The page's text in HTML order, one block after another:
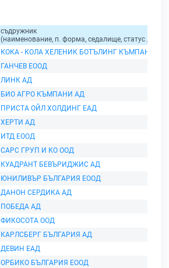
съдружник
(наименование, п. форма, седалище, статус /
КОКА - КОЛА ХЕЛЕНИК БОТЪЛИНГ КЪМПАНИ
ГАНЧЕВ ЕООД
ЛИНК АД
БИО АГРО КЪМПАНИ АД
ПРИСТА ОЙЛ ХОЛДИНГ ЕАД
ХЕРТИ АД
ИТД ЕООД
САРС ГРУП И КО ООД
КУАДРАНТ БЕВЪРИДЖИС АД
ЮНИЛИВЪР БЪЛГАРИЯ ЕООД
ДАНОН СЕРДИКА АД
ПОБЕДА АД
ФИКОСОТА ООД
КАРЛСБЕРГ БЪЛГАРИЯ АД
ДЕВИН ЕАД
ОРБИКО БЪЛГАРИЯ ЕООД